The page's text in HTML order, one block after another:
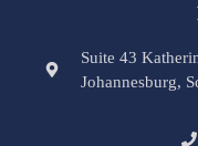
Suite 43
Johannesburg,